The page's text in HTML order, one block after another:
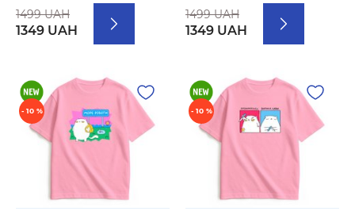
1499 UAH
1349 UAH
1499 UAH
1349 UAH
- 10 % - 10 %